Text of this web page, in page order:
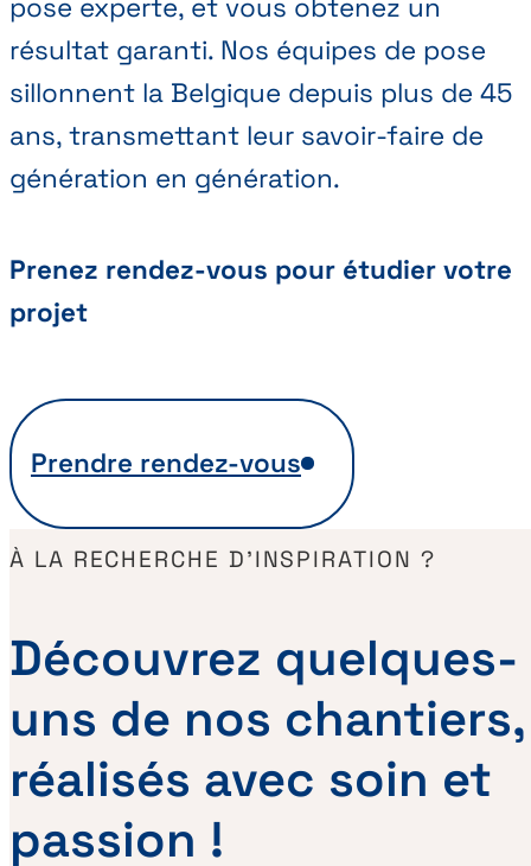
pose experte, et vous obtenez un
résultat garanti. Nos équipes de pose
sillonnent la Belgique depuis plus de 45
ans, transmettant leur savoir-faire de
génération en génération.
Prenez rendez-vous pour étudier votre
projet
Prendre rendez-vous
À LA RECHERCHE D’INSPIRATION ?
Découvrez quelques-
uns de nos chantiers,
réalisés avec soin et
passion !